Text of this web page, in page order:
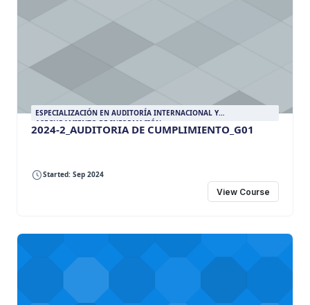
ESPECIALIZACIÓN EN AUDITORÍA INTERNACIONAL Y
ASEGURAMIENTO DE INFORMACIÓN
2024-2_AUDITORIA DE CUMPLIMIENTO_G01
Started: Sep 2024
View Course